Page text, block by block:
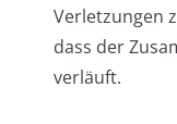
Verletzungen
dass der
verläuft.